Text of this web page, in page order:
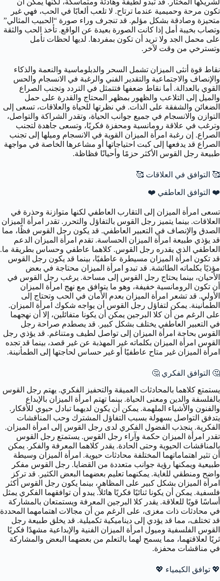
لشريكها المختار. قد تبدو لطيفة وهادئة ومتماسكة، لكنها يمكن أن
تكون مرحة وحميمية عندما ترتاح. لا تلعب ألعابًا في الحب، فهي غير
متحيزة وصادقة بشكل مؤلم. قد تنجرف وراء صورة “الحبيب المثالي”
وتصاب بخيبة أمل إذا كانت الصورة بعيدة عن الواقع. تأخذ الحب والثقة
على محمل الجد ولا تريد أن تكون بمفردها. لديها لحظات تأمل
وتسترخي من وقت لآخر.
نقاط قوة أنثى الميزان تشمل السحر والدبلوماسية والنعمة والذكاء
والإنصاف والاجتماعية والتقدير الفني والرغبة في الانسجام والحس
القوي بالعدالة. أما نقاط ضعفها فتتمثل في التردد وتجنب الصراع
والميل إلى التلاعب والظهور بمظهر المحتاج والقدرة على حمل
الضغائن والشفقة على الذات. في نظرتها للحياة والعلاقات، تسعى إلى
التوازن والانسجام في جميع جوانب الحياة، وتقدر الشراكة والتواصل،
وترغب في علاقة رومانسية ومحفزة فكريًا، وتسعى جاهدة لتجنب
الصراع. إن رغبة امرأة الميزان القوية في الانسجام وميلها إلى تجنب
الصراع قد يدفعها إلى كبت احتياجاتها أو مشاعرها الخاصة في مواجهة
طبيعة رجل القوس الأكثر حزمًا وأحيانًا فظاظة.
🥰 التوافق في العلاقات 🥰
❤️ التوافق العاطفي ❤️
تسعى امرأة الميزان إلى التقارب العاطفي لكنها متوازنة وحذرة في
العلاقات. بينما يتميز رجل القوس بالتفاؤل والتحرر. تقدر امرأة الميزان
الصدق والإنصاف في التعبير العاطفي. قد يكون رجل القوس فظًا، مما
قد يؤذي طبيعة امرأة الميزان الحساسة. تقدم امرأة الميزان الدعم
العاطفي الذي يقدره رجل القوس. كلاهما عاطفي وحساس بطريقة ما.
قد تكون امرأة الميزان مسيطرة عاطفيًا، بينما قد يكون رجل القوس
مؤذيًا بكلماته الطائشة. قد تبدو امرأة الميزان محتاجة في بعض
الأحيان، بينما يحتاج رجل القوس إلى مساحة. يرغب رجل القوس في
أن تكون الرومانسية خفيفة، وهو ما يتوافق مع نهج امرأة الميزان
الأولي. قد تشعر امرأة الميزان بعدم الأمان في الحب وتحتاج إلى
الطمأنينة. يمكن لتفاؤل رجل القوس أن يواجه شكوك امرأة الميزان.
على الرغم من أن كلا البرجين يمكن أن يكونا متفائلين، إلا أن نهجهما
في التعبير العاطفي يختلف بشكل كبير. قد يصطدم صراحة رجل
القوس بحاجة امرأة الميزان إلى تواصل لطيف ومتناغم. قد يؤذي رجل
القوس امرأة الميزان بكلماته غير المهذبة عن غير قصد، بينما قد تجده
امرأة الميزان غير متاح عاطفيًا أو غير حساس لحاجتها إلى الطمأنينة.
🤔 التوافق الفكري 🤔
يستمتع كلاهما بالمحادثات العميقة والتحفيز الفكري. يهتم رجل القوس
بالفلسفة والدين ومعنى الحياة. بينما تهتم امرأة الميزان بالإبداع
والفنون والأشياء الملهمة. يمكن أن يكون لديهما تبادل حيوي للأفكار.
يتدفق التواصل بسهولة بسبب التفاؤل المشترك وحب المناقشات
الفكرية. ينجذب الفضول الفكري لدى رجل القوس إلى امرأة الميزان.
تقدر امرأة الميزان حكمة وآراء رجل القوس. يستمتع رجل القوس
بالمناقشات الحيوية وحتى الحادة. يقدر كلاهما المعرفة والفكر. يمكن
أن تثير اهتماماتهما المختلفة محادثات حيوية. امرأة الميزان وسيطة
طبيعية ويمكنها رؤية جوانب متعددة من القضايا. رجل القوس مفكر
واضح ومنطقي للغاية. يمكنهما تعليم بعضهما البعض الكثير. قد تركز
امرأة الميزان بشكل كبير على المظاهر، بينما يكون رجل القوس أكثر
فلسفية. يمكن أن يكونا ثنائيًا فكريًا هائلاً. يبدو أن توافقهما الفكري يمثل
أساسًا قويًا للعلاقة. يقدر كلا البرجين المعرفة ويستمتعان بالمشاركة
في محادثات ذات مغزى، على الرغم من أن مجالات اهتمامهما المحددة
قد تختلف، مما قد يؤدي إلى ديناميكية تكميلية. قد يخلق طبيعة رجل
القوس الفلسفية وميول امرأة الميزان الفنية والإبداعية مشهدًا فكريًا
ثريًا لعلاقتهما، مما يسمح لهما بالتعلم من بعضهما البعض والمشاركة
في مناقشات محفزة.
💖 توافق الكيمياء 💖